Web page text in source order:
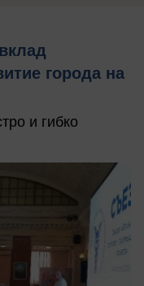
города на
и гибко